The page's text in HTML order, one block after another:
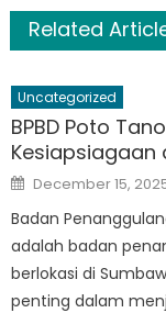
Related
Uncategorized
BPBD Poto
Kesiapsiagaan
Posted
on
December 15,
Badan
adalah badan
berlokasi di
penting dalam